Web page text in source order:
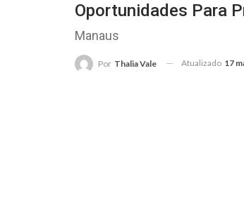
Oportunidades Para
Manaus
Por Thalia Vale Atualizado 17